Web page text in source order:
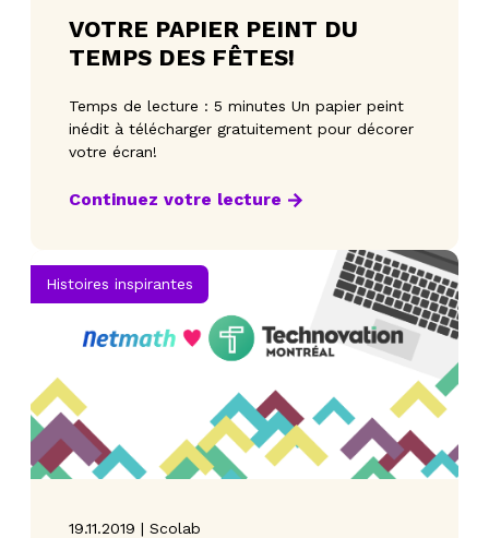
VOTRE PAPIER PEINT DU
TEMPS DES FÊTES!
Temps de lecture : 5 minutes Un papier peint
inédit à télécharger gratuitement pour décorer
votre écran!
Continuez votre lecture
Histoires inspirantes
19.11.2019 | Scolab